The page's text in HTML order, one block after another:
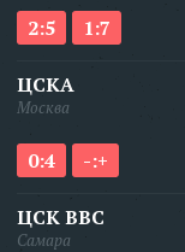
2:5 1:7
ЦСКА
Москва
0:4 -:+
ЦСК ВВС
Самара